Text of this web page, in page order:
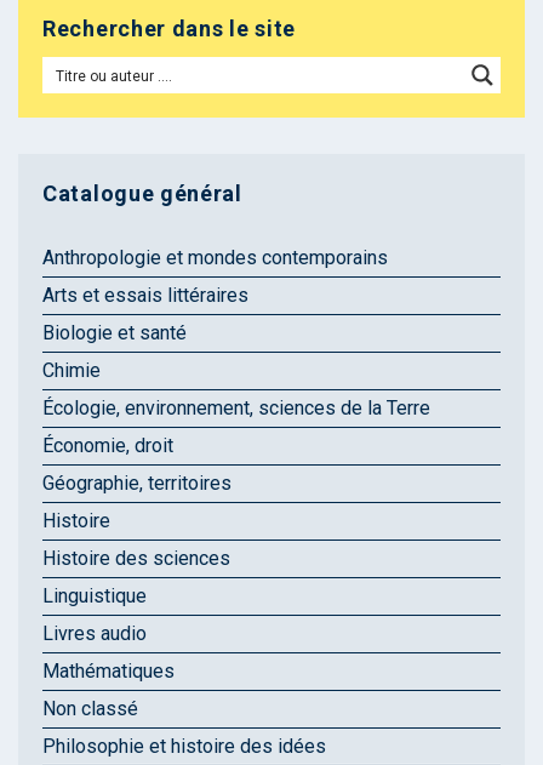
Rechercher dans le site
Catalogue général
Anthropologie et mondes contemporains
Arts et essais littéraires
Biologie et santé
Chimie
Écologie, environnement, sciences de la Terre
Économie, droit
Géographie, territoires
Histoire
Histoire des sciences
Linguistique
Livres audio
Mathématiques
Non classé
Philosophie et histoire des idées